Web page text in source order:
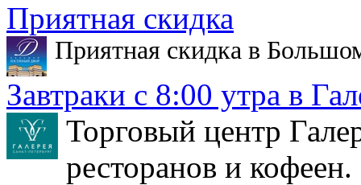
Приятная скидка
Приятная скидка в
Завтраки с 8:00 утра в
Торговый центр
ресторанов и кофеен.